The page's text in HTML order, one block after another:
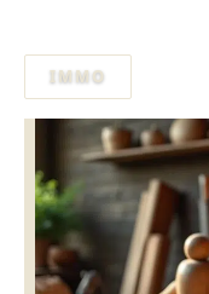
IMMO